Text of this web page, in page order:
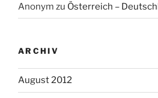
Anonym zu Österreich –
ARCHIV
August 2012